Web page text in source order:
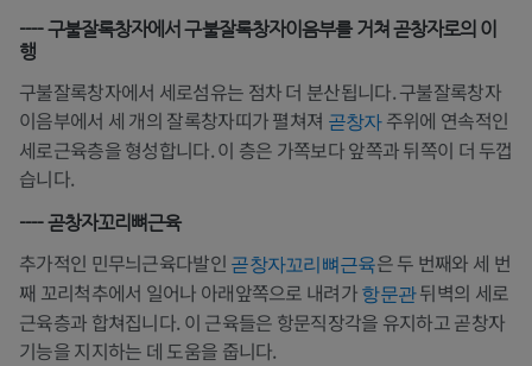
---- 구불잘록창자에서 구불잘록창자이음부를 거쳐 곧창자로의 이
행
구불잘록창자에서 세로섬유는 점차 더 분산됩니다. 구불잘록창자
이음부에서 세 개의 잘록창자띠가 펼쳐져 곧창자주위에 연속적인
세로근육층을 형성합니다. 이 층은 가쪽보다 앞쪽과 뒤쪽이 더 두껍
습니다.
---- 곧창자꼬리뼈근육
추가적인 민무늬근육다발인 곧창자꼬리뼈근육은 두 번째와 세 번
째 꼬리척추에서 일어나 아래앞쪽으로 내려가항문관뒤벽의 세로
근육층과 합쳐집니다. 이 근육들은 항문직장각을 유지하고 곧창자
기능을 지지하는 데 도움을 줍니다.